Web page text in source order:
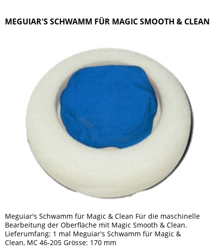
MEGUIAR'S SCHWAMM FÜR MAGIC SMOOTH & CLEAN
Meguiar's Schwamm für Magic & Clean Für die maschinelle
Bearbeitung der Oberfläche mit Magic Smooth & Clean.
Lieferumfang: 1 mal Meguiar's Schwamm für Magic &
Clean, MC 46-205 Grösse: 170 mm